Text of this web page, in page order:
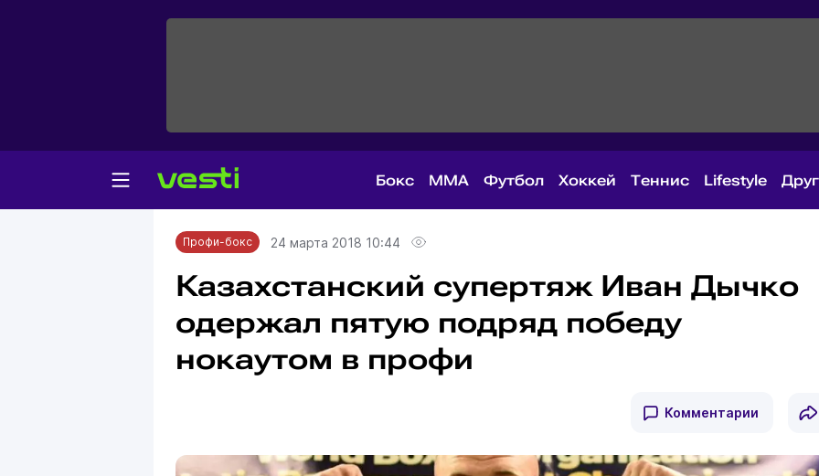
Бокс MMA Футбол Хоккей Теннис Lifestyle
Главная
Профи-бокс
Профи-бокс 24 марта 2018 10:44
Казахстанский супертяж Иван Дычко
одержал пятую подряд победу
нокаутом в профи
Комментарии